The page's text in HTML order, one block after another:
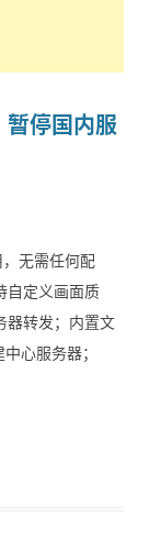
停国内服
无需任何配
自定义画面质
器转发；内置文
心服务器；